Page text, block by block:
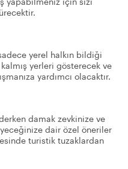
yerel halkın bildiği
yerleri gösterecek ve
yardımcı olacaktır.
damak zevkinize ve
dair özel öneriler
turistik tuzaklardan